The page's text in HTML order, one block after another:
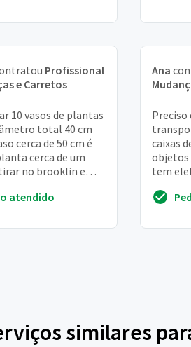
Profissional
e Carretos
10 vasos de plantas
total 40 cm
cerca de 50 cm é
cerca de um
no brooklin e
atendido
Ana
Preciso
caixas
objetos
tem
objetos
similares